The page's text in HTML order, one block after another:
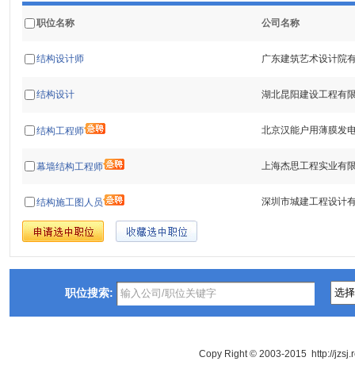
职位名称 公司名称
结构设计师 广东建筑艺术设计院
结构设计 湖北昆阳建设工程有
结构工程师 北京汉能户用薄膜发
幕墙结构工程师 上海杰思工程实业有
结构施工图人员 深圳市城建工程设计
职位搜索:
Copy Right © 2003-2015 http://